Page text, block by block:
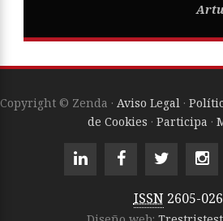
Copyright © Zenda · Aviso Legal ·
de Cookies · Participa ·
ISSN 2605-